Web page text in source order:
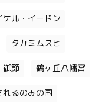
ケル・イードン
タカミムスヒ
御節 鶴ヶ丘八幡宮
るのみの国